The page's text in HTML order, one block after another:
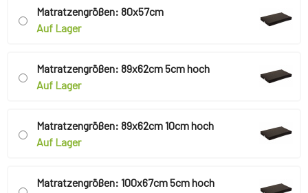
Matratzengrößen: 80x57cm
Auf Lager
Matratzengrößen: 89x62cm 5cm hoch
Auf Lager
Matratzengrößen: 89x62cm 10cm hoch
Auf Lager
Matratzengrößen: 100x67cm 5cm hoch